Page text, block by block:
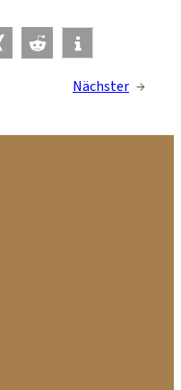
Nächster →